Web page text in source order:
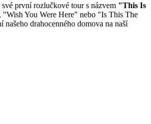
první rozlučkové tour s názvem "This Is
You Were Here" nebo "Is This The
drahocenného domova na naší